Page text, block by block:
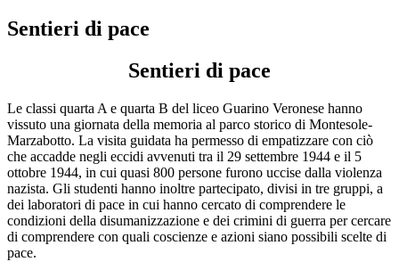
Sentieri di pace
Sentieri di pace
Le classi quarta A e quarta B del liceo Guarino Veronese hanno
vissuto una giornata della memoria al parco storico di Montesole-
Marzabotto. La visita guidata ha permesso di empatizzare con ciò
che accadde negli eccidi avvenuti tra il 29 settembre 1944 e il 5
ottobre 1944, in cui quasi 800 persone furono uccise dalla violenza
nazista. Gli studenti hanno inoltre partecipato, divisi in tre gruppi, a
dei laboratori di pace in cui hanno cercato di comprendere le
condizioni della disumanizzazione e dei crimini di guerra per cercare
di comprendere con quali coscienze e azioni siano possibili scelte di
pace.